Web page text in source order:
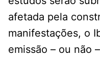
afetada pela
manifestações, o
emissão – ou não